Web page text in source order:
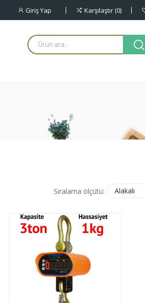
Giriş Yap Karşılaştır 0
Sıralama ölçütü: Alakalı